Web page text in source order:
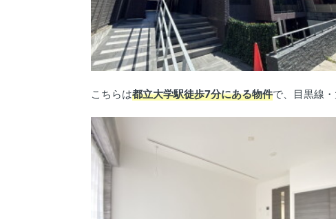
こちらは都立大学駅徒歩7分にある物件で、目黒線